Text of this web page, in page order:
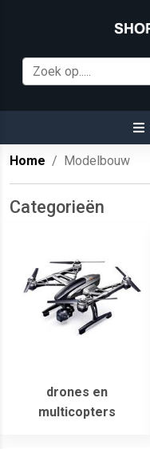
Home Modelbouw
Categorieën
drones en
multicopters